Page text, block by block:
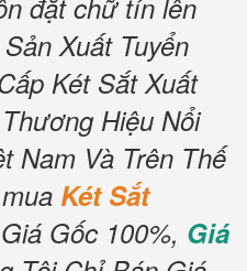
đặt chữ tín lên
Xuất Tuyển
Két Sắt Xuất
Hiệu Nổi
Nam Và Trên Thế
Két Sắt
Gốc 100%, Giá